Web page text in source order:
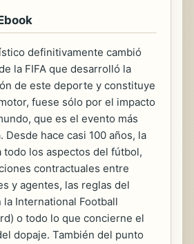
definitivamente cambió
la FIFA que desarrolló la
de este deporte y constituye
fuese sólo por el impacto
que es el evento más
Desde hace casi 100 años, la
todo los aspectos del fútbol,
contractuales entre
y agentes, las reglas del
International Football
o todo lo que concierne el
dopaje. También del punto